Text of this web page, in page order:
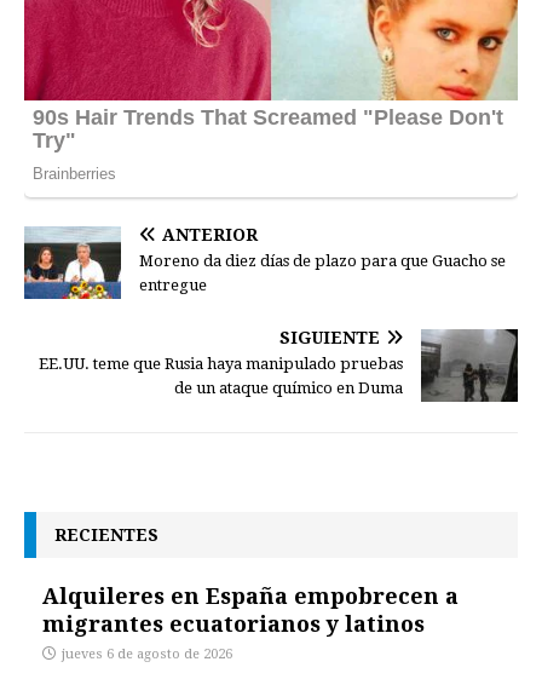
ANTERIOR
Moreno da diez días de plazo para que Guacho se
entregue
SIGUIENTE
EE.UU. teme que Rusia haya manipulado pruebas
de un ataque químico en Duma
RECIENTES
Alquileres en España empobrecen a
migrantes ecuatorianos y latinos
jueves 6 de agosto de 2026